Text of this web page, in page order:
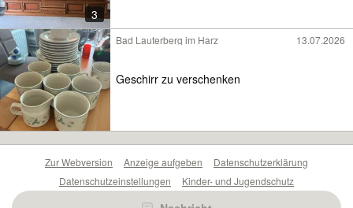
3
Bad Lauterberg im Harz 13.07.2026
Geschirr zu verschenken
Zur Webversion Anzeige aufgeben
Datenschutzerklärung
Datenschutzeinstellungen
Kinder- und Jugendschutz
Barrierefreiheitserklärung